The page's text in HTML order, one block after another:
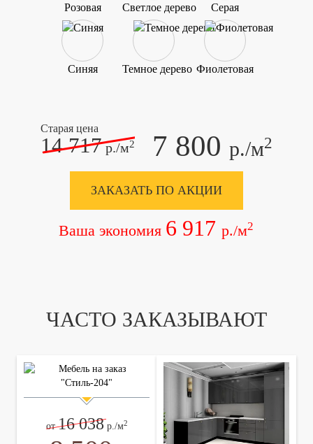
Розовая Светлое дерево Серая
Синяя Темное дерево Фиолетовая
Старая цена
14 717р./м2 7 800 р./м2
ЗАКАЗАТЬ ПО АКЦИИ
Ваша экономия 6 917р./м2
ЧАСТО ЗАКАЗЫВАЮТ
от16 038 р./м2